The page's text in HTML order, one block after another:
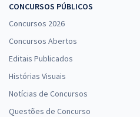
CONCURSOS PÚBLICOS
Concursos 2026
Concursos Abertos
Editais Publicados
Histórias Visuais
Notícias de Concursos
Questões de Concurso